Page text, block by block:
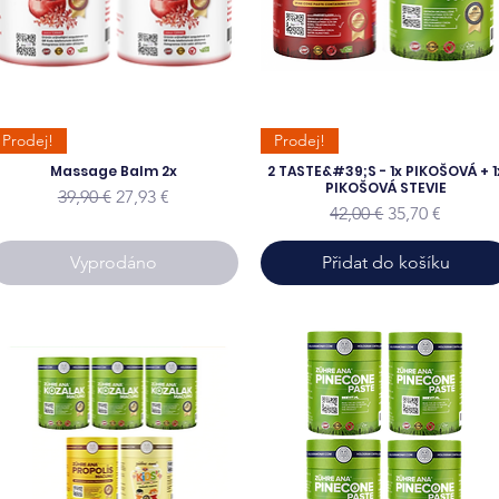
Prodej!
Massage Balm 2x
Běžná cena
39,90 € Zvýhodněná cena
27,93 €
Vyprodáno
Prodej!
2 TASTE&#39;S - 1x PIKOŠOVÁ +
PIKOŠOVÁ STEVIE
Běžná cena
42,00 € Zvýhodněná
35,70 €
Přidat do košíku